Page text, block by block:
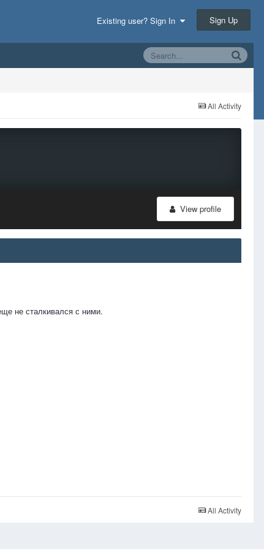
Existing user? Sign In Sign Up
All Activity
View profile
не сталкивался с ними.
All Activity